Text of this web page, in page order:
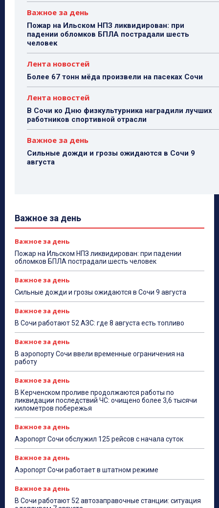
Важное за день
Пожар на Ильском НПЗ ликвидирован: при
падении обломков БПЛА пострадали шесть
человек
Лента новостей
Более 67 тонн мёда произвели на пасеках Сочи
Лента новостей
В Сочи ко Дню физкультурника наградили лучших
работников спортивной отрасли
Важное за день
Сильные дожди и грозы ожидаются в Сочи 9
августа
Важное за день
Важное за день
Пожар на Ильском НПЗ ликвидирован: при падении
обломков БПЛА пострадали шесть человек
Важное за день
Сильные дожди и грозы ожидаются в Сочи 9 августа
Важное за день
В Сочи работают 52 АЗС: где 8 августа есть топливо
Важное за день
В аэропорту Сочи ввели временные ограничения на
работу
Важное за день
В Керченском проливе продолжаются работы по
ликвидации последствий ЧС: очищено более 3,6 тысячи
километров побережья
Важное за день
Аэропорт Сочи обслужил 125 рейсов с начала суток
Важное за день
Аэропорт Сочи работает в штатном режиме
Важное за день
В Сочи работают 52 автозаправочные станции: ситуация